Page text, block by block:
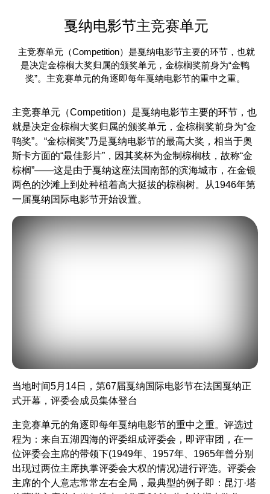
戛纳电影节主竞赛单元
主竞赛单元（Competition）是戛纳电影节主要的环节，也就
是决定金棕榈大奖归属的颁奖单元，金棕榈奖前身为“金鸭
奖”。主竞赛单元的角逐即每年戛纳电影节的重中之重。
主竞赛单元（Competition）是戛纳电影节主要的环节，也
就是决定金棕榈大奖归属的颁奖单元，金棕榈奖前身为“金
鸭奖”。“金棕榈奖”乃是戛纳电影节的最高大奖，相当于奥
斯卡方面的“最佳影片”，因其奖杯为金制棕榈枝，故称“金
棕榈”——这是由于戛纳这座法国南部的滨海城市，在金银
两色的沙滩上到处种植着高大挺拔的棕榈树。从1946年第
一届戛纳国际电影节开始设置。
当地时间5月14日，第67届戛纳国际电影节在法国戛纳正
式开幕，评委会成员集体登台
主竞赛单元的角逐即每年戛纳电影节的重中之重。评选过
程为：来自五湖四海的评委组成评委会，即评审团，在一
位评委会主席的带领下(1949年、1957年、1965年曾分别
出现过两位主席执掌评委会大权的情况)进行评选。评委会
主席的个人意志常常左右全局，最典型的例子即：昆汀·塔